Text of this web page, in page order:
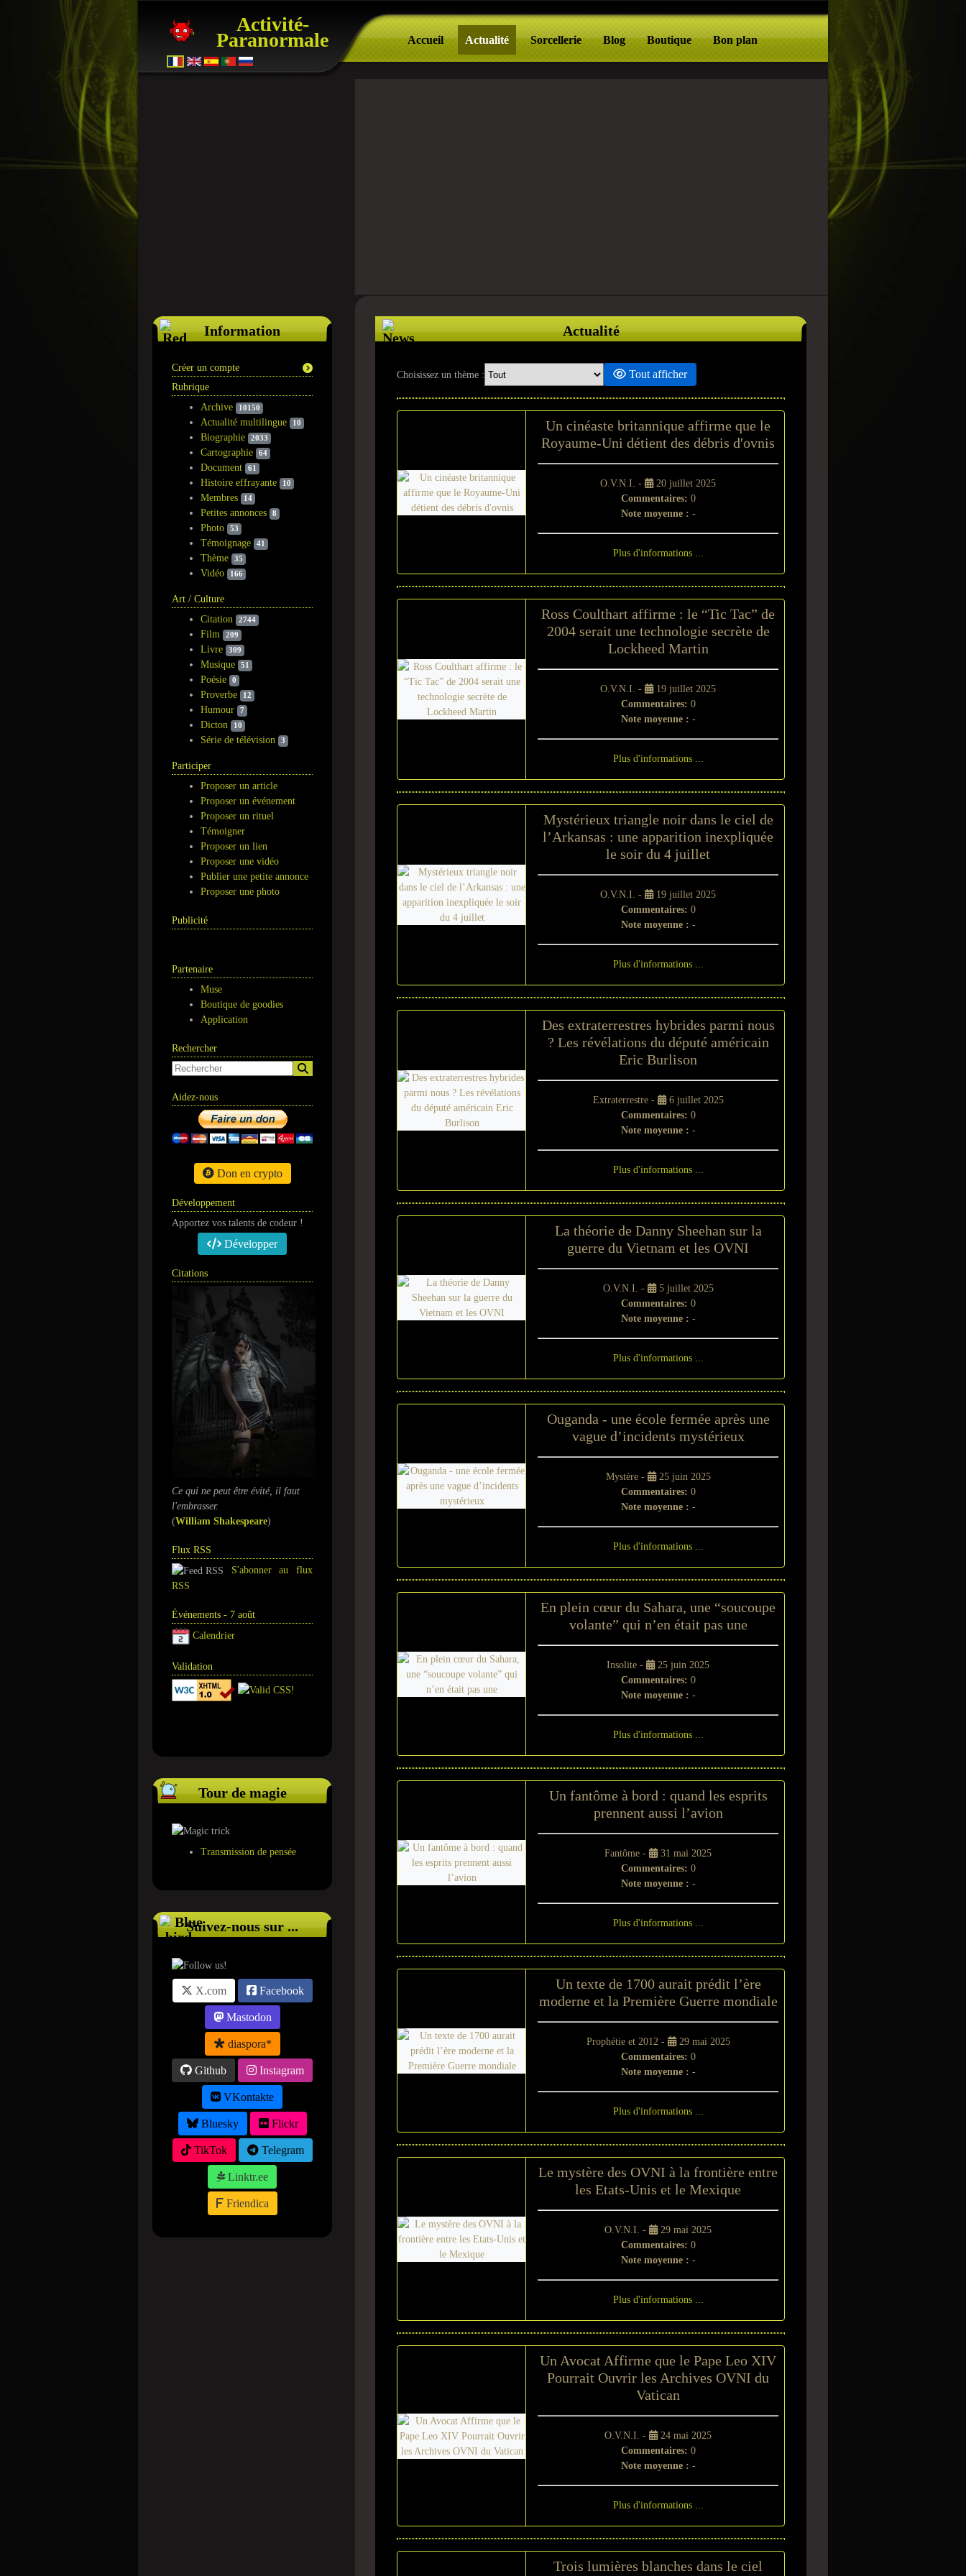
Activité-
Paranormale Accueil Actualité Sorcellerie Blog Boutique Bon plan
Information
Créer un compte
Rubrique
Archive
10150
Actualité multilingue 10
Biographie 2033
Cartographie 64
Document 61
Histoire effrayante 10
Membres 14
Petites annonces 8
Photo 53
Témoignage 41
Thème 35
Vidéo 166
Art / Culture
Citation
2744
Film 209
Livre 309
Musique 51
Poésie 0
Proverbe 12
Humour 7
Dicton 10
Série de télévision 3
Participer
Proposer un article
Proposer un événement
Proposer un rituel
Témoigner
Proposer un lien
Proposer une vidéo
Publier une petite annonce
Proposer une photo
Publicité
Partenaire
Muse
Boutique de goodies
Application
Rechercher
Aidez-nous
Don en crypto
Développement
Apportez vos talents de codeur !
Développer
Citations
Ce qui ne peut être évité, il faut
l'embrasser.
(William Shakespeare)
Flux RSS
S'abonner au flux
RSS
Événements - 7 août
Calendrier
Validation
Tour de magie
Transmission de pensée
Suivez-nous sur ...
X.com Facebook
Mastodon
diaspora*
Github Instagram
VKontakte
Bluesky Flickr
TikTok Telegram
Linktr.ee
Friendica
Actualité
Choisissez un thème : Tout afficher
Un cinéaste britannique affirme que le
Royaume-Uni détient des débris d'ovnis
O.V.N.I. -
20 juillet 2025
Commentaires: 0
Note moyenne : -
Plus d'informations ...
Ross Coulthart affirme : le “Tic Tac” de
2004 serait une technologie secrète de
Lockheed Martin
O.V.N.I. -
19 juillet 2025
Commentaires: 0
Note moyenne : -
Plus d'informations ...
Mystérieux triangle noir dans le ciel de
l’Arkansas : une apparition inexpliquée
le soir du 4 juillet
O.V.N.I. -
19 juillet 2025
Commentaires: 0
Note moyenne : -
Plus d'informations ...
Des extraterrestres hybrides parmi nous
? Les révélations du député américain
Eric Burlison
Extraterrestre -
6 juillet 2025
Commentaires: 0
Note moyenne : -
Plus d'informations ...
La théorie de Danny Sheehan sur la
guerre du Vietnam et les OVNI
O.V.N.I. -
5 juillet 2025
Commentaires: 0
Note moyenne : -
Plus d'informations ...
Ouganda - une école fermée après une
vague d’incidents mystérieux
Mystère -
25 juin 2025
Commentaires: 0
Note moyenne : -
Plus d'informations ...
En plein cœur du Sahara, une “soucoupe
volante” qui n’en était pas une
Insolite -
25 juin 2025
Commentaires: 0
Note moyenne : -
Plus d'informations ...
Un fantôme à bord : quand les esprits
prennent aussi l’avion
Fantôme -
31 mai 2025
Commentaires: 0
Note moyenne : -
Plus d'informations ...
Un texte de 1700 aurait prédit l’ère
moderne et la Première Guerre mondiale
Prophétie et 2012 -
29 mai 2025
Commentaires: 0
Note moyenne : -
Plus d'informations ...
Le mystère des OVNI à la frontière entre
les Etats-Unis et le Mexique
O.V.N.I. -
29 mai 2025
Commentaires: 0
Note moyenne : -
Plus d'informations ...
Un Avocat Affirme que le Pape Leo XIV
Pourrait Ouvrir les Archives OVNI du
Vatican
O.V.N.I. -
24 mai 2025
Commentaires: 0
Note moyenne : -
Plus d'informations ...
Trois lumières blanches dans le ciel